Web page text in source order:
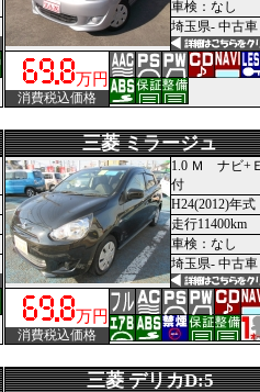
車検：なし
埼玉県- 中古車
万円
消費税込価格
三菱 ミラージュ
1.0 Ｍ ナビ+
付
H24(2012)年式
走行11400km
車検：なし
埼玉県- 中古車
万円
消費税込価格
三菱 デリカD:5